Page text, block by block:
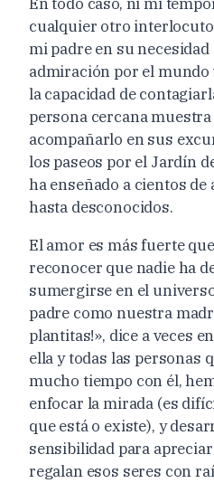
cualquier otro
mi padre en su
admiración por el mundo
la capacidad de
persona cercana
acompañarlo en sus
los paseos por el Jardín
ha enseñado a cientos
hasta desconocidos.
El amor es más fuerte
reconocer que nadie ha
sumergirse en el
padre como nuestra
plantitas!», dice a veces
ella y todas las personas
mucho tiempo con él,
enfocar la mirada (es
que está o existe), y
sensibilidad para
regalan esos seres con